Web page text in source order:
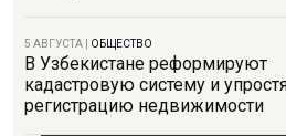
5 АВГУСТА ОБЩЕСТВО
В Узбекистане реформируют
кадастровую систему и
регистрацию недвижимости